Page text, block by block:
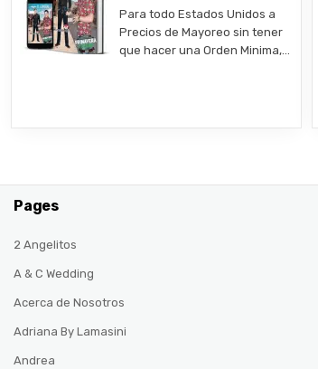
Para todo Estados Unidos a
Precios de Mayoreo sin tener
que hacer una Orden Minima,…
Pages
2 Angelitos
A & C Wedding
Acerca de Nosotros
Adriana By Lamasini
Andrea